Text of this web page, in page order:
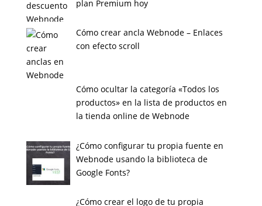
plan Premium hoy
Cómo crear ancla Webnode – Enlaces
con efecto scroll
Cómo ocultar la categoría «Todos los
productos» en la lista de productos en
la tienda online de Webnode
¿Cómo configurar tu propia fuente en
Webnode usando la biblioteca de
Google Fonts?
¿Cómo crear el logo de tu propia